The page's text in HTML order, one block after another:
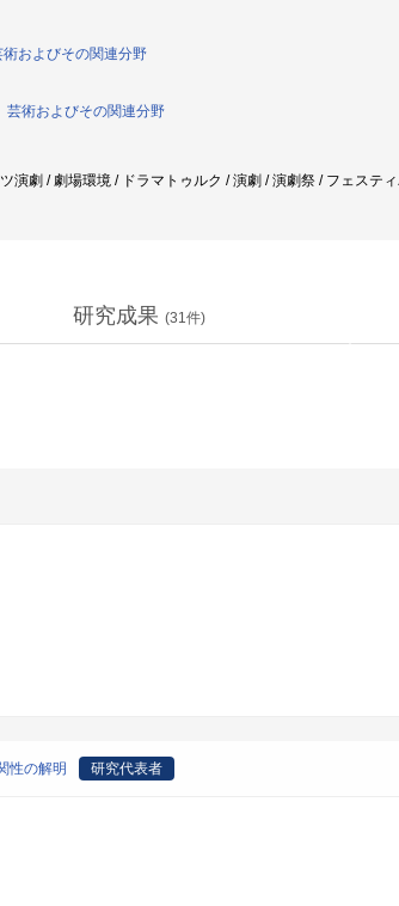
およびその関連分野
芸術およびその関連分野
演劇 / 劇場環境 / ドラマトゥルク / 演劇 / 演劇祭 / フェステ
研究成果 (31件)
性の解明 研究代表者